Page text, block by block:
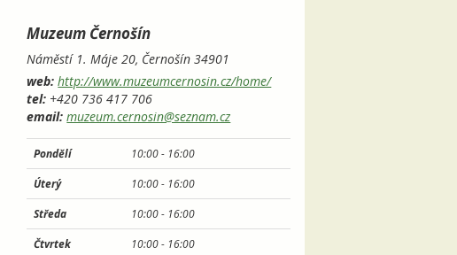
Muzeum Černošín
Náměstí 1. Máje 20, Černošín34901
web: http://www.muzeumcernosin.cz/home/
tel: +420 736 417 706
email: muzeum.cernosin@seznam.cz
Pondělí 10:00 - 16:00
Úterý
10:00 - 16:00
Středa
10:00 - 16:00
Čtvrtek
10:00 - 16:00